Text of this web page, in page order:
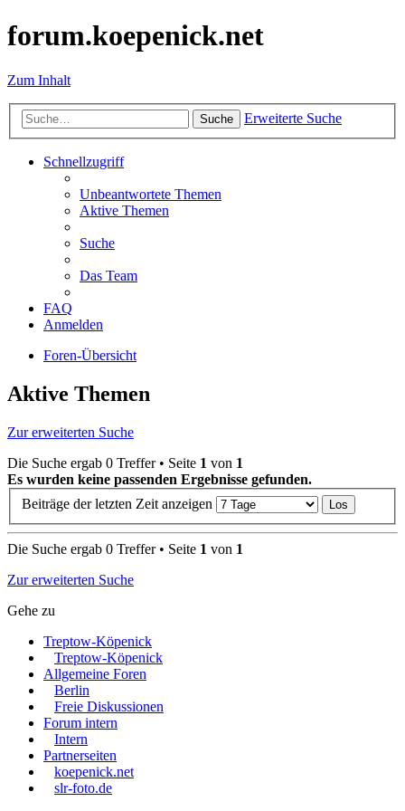
forum.koepenick.net
Zum Inhalt
Suche Erweiterte Suche
Schnellzugriff
Unbeantwortete Themen
Aktive Themen
Suche
Das Team
FAQ
Anmelden
Foren-Übersicht
Aktive Themen
Zur erweiterten Suche
Die Suche ergab 0 Treffer • Seite 1 von 1
Es wurden keine passenden Ergebnisse gefunden.
Beiträge der letzten Zeit anzeigen
Die Suche ergab 0 Treffer • Seite 1 von 1
Zur erweiterten Suche
Gehe zu
Treptow-Köpenick
Treptow-Köpenick
Allgemeine Foren
Berlin
Freie Diskussionen
Forum intern
Intern
Partnerseiten
koepenick.net
slr-foto.de